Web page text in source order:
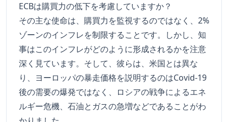
ECBは購買力の低下を考慮していますか？
その主な使命は、購買力を監視するのではなく、2%
ゾーンのインフレを制限することです。しかし、知
事はこのインフレがどのように形成されるかを注意
深く見ています。そして、彼らは、米国とは異な
り、ヨーロッパの暴走価格を説明するのはCovid-19
後の需要の爆発ではなく、ロシアの戦争によるエネ
ルギー危機、石油とガスの急増などであることがわ